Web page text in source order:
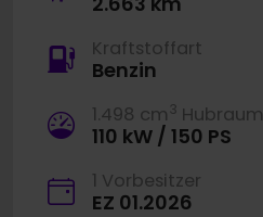
Kraftstoffart
Benzin
1.498 cm 3 Hubraum
110 kW / 150 PS
1 Vorbesitzer
EZ 01.2026